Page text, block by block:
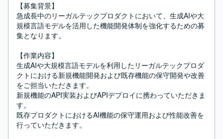
【募集背景】
急成長中のリーガルテックプロダクトにおいて、生成AIや大
規模言語モデルを活用した機能開発体制を強化するための募
集となります。
【作業内容】
生成AIや大規模言語モデルを利用したリーガルテックプロダ
クトにおける新規機能開発および既存機能の保守開発や改善
をご担当いただきます。
新規機能のAPI実装およびAPIデプロイに携わっていただきま
す。
既存プロダクトにおけるAI機能の保守運用および性能改善を
行っていただきます。